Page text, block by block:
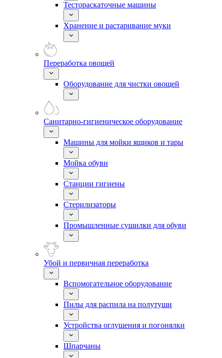
Тестораскаточные машины
Хранение и растаривание муки
Переработка овощей
Оборудование для чистки овощей
Санитарно-гигиеническое оборудование
Машины для мойки ящиков и тары
Мойка обуви
Станции гигиены
Стерилизаторы
Промышленные сушилки для обуви
Убой и первичная переработка
Вспомогательное оборудование
Пилы для распила на полутуши
Устройства оглушения и погонялки
Шпарчаны